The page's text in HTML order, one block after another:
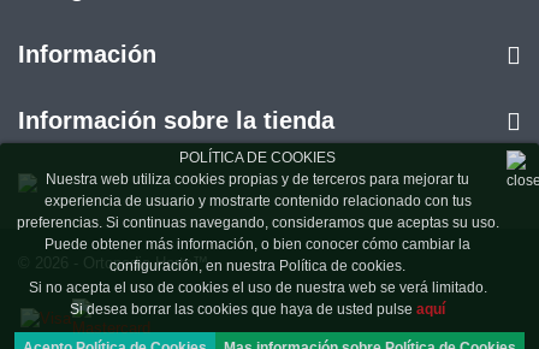
POLÍTICA DE COOKIES
Nuestra web utiliza cookies propias y de terceros para mejorar tu
experiencia de usuario y mostrarte contenido relacionado con tus
preferencias. Si continuas navegando, consideramos que aceptas su uso.
Puede obtener más información, o bien conocer cómo cambiar la
configuración, en nuestra Política de cookies.
Si no acepta el uso de cookies el uso de nuestra web se verá limitado.
Si desea borrar las cookies que haya de usted pulse aquí
Información
Información sobre la tienda
© 2026 - Ortopedia Horta™